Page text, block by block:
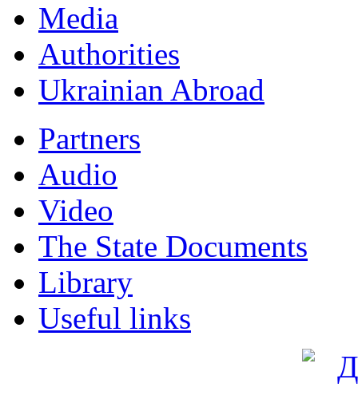
Мedia
Authorities
Ukrainian Abroad
Partners
Audio
Video
The State Documents
Library
Useful links